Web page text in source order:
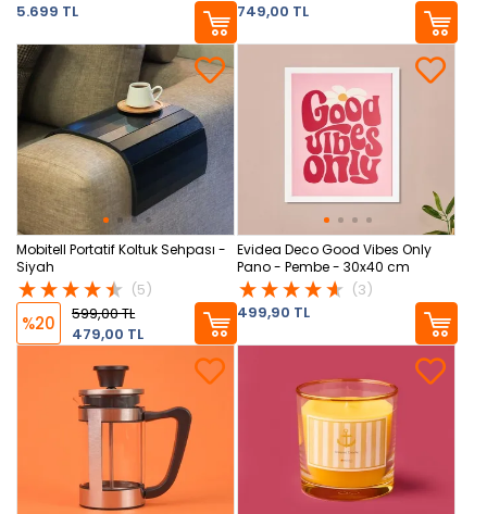
5.699 TL 749,00 TL
Mobitell Portatif Koltuk Sehpası -
Siyah
(5)
%20
599,00 TL
479,00 TL
Evidea Deco Good Vibes Only
Pano - Pembe - 30x40 cm
(3)
499,90 TL